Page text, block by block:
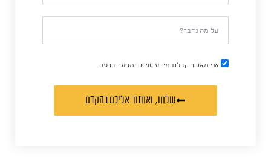
אני מאשר קבלת מידע שיווקי מסער ברעם
שלחו, ואחזור אליכם בהקדם